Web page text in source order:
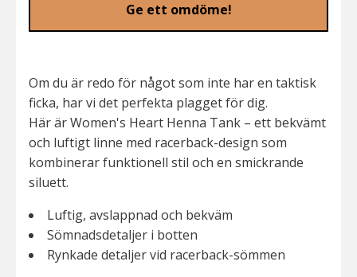
Ge ett omdöme!
Om du är redo för något som inte har en taktisk
ficka, har vi det perfekta plagget för dig.
Här är Women's Heart Henna Tank – ett bekvämt
och luftigt linne med racerback-design som
kombinerar funktionell stil och en smickrande
siluett.
Luftig, avslappnad och bekväm
Sömnadsdetaljer i botten
Rynkade detaljer vid racerback-sömmen